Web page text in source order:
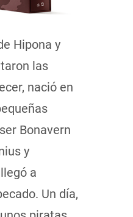
Hipona y
las
nació en
Bonavern
y
a
Un día,